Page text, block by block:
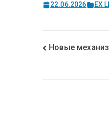
22.06.2026 EX
Новые